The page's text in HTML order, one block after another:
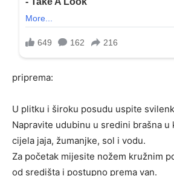
priprema:
U plitku i široku posudu uspite
Napravite udubinu u sredini brašna
cijela jaja, žumanjke, sol i vodu.
Za početak mijesite nožem kružnim
od središta i postupno prema van.